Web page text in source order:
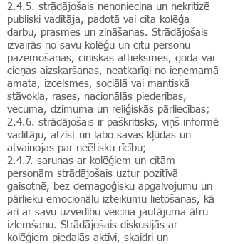
2.4.5. strādājošais nenoniecina un nekritizē
publiski vadītāja, padotā vai cita kolēģa
darbu, prasmes un zināšanas. Strādājošais
izvairās no savu kolēģu un citu personu
pazemošanas, ciniskas attieksmes, goda vai
cieņas aizskaršanas, neatkarīgi no ieņemamā
amata, izcelsmes, sociālā vai mantiskā
stāvokļa, rases, nacionālās piederības,
vecuma, dzimuma un reliģiskās pārliecības;
2.4.6. strādājošais ir paškritisks, viņš informē
vadītāju, atzīst un labo savas kļūdas un
atvainojas par neētisku rīcību;
2.4.7. sarunas ar kolēģiem un citām
personām strādājošais uztur pozitīvā
gaisotnē, bez demagoģisku apgalvojumu un
pārlieku emocionālu izteikumu lietošanas, kā
arī ar savu uzvedību veicina jautājuma ātru
izlemšanu. Strādājošais diskusijās ar
kolēģiem piedalās aktīvi, skaidri un